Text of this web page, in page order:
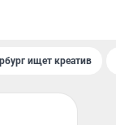
ищет креатив